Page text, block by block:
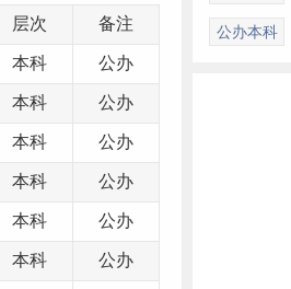
层次 备注
本科 公办
本科 公办
本科 公办
本科 公办
本科 公办
本科 公办
公办本科